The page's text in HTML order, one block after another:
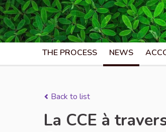
THE PROCESS NEWS
Back to list
La CCE à